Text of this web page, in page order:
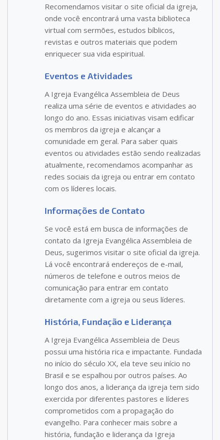
Recomendamos visitar o site oficial da igreja,
onde você encontrará uma vasta biblioteca
virtual com sermões, estudos bíblicos,
revistas e outros materiais que podem
enriquecer sua vida espiritual.
Eventos e Atividades
A Igreja Evangélica Assembleia de Deus
realiza uma série de eventos e atividades ao
longo do ano. Essas iniciativas visam edificar
os membros da igreja e alcançar a
comunidade em geral. Para saber quais
eventos ou atividades estão sendo realizadas
atualmente, recomendamos acompanhar as
redes sociais da igreja ou entrar em contato
com os líderes locais.
Informações de Contato
Se você está em busca de informações de
contato da Igreja Evangélica Assembleia de
Deus, sugerimos visitar o site oficial da igreja.
Lá você encontrará endereços de e-mail,
números de telefone e outros meios de
comunicação para entrar em contato
diretamente com a igreja ou seus líderes.
História, Fundação e Liderança
A Igreja Evangélica Assembleia de Deus
possui uma história rica e impactante. Fundada
no início do século XX, ela teve seu início no
Brasil e se espalhou por outros países. Ao
longo dos anos, a liderança da igreja tem sido
exercida por diferentes pastores e líderes
comprometidos com a propagação do
evangelho. Para conhecer mais sobre a
história, fundação e liderança da Igreja